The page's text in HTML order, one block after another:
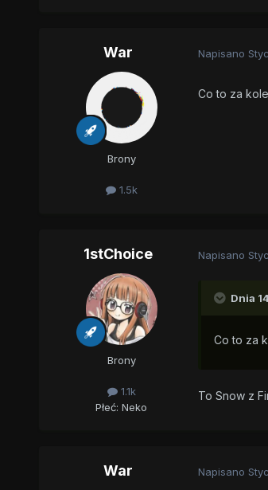
War
Brony
1.5k
Napisano
Co to za
1stChoice
Brony
1.1k
Płeć: Neko
Napisano
Dnia
Co to za
To Snow z
War Napisano